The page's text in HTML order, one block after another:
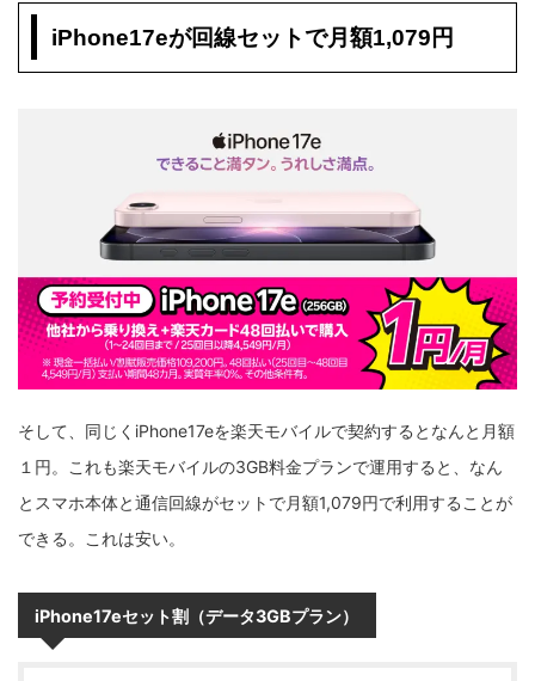
iPhone17eが回線セットで月額1,079円
そして、同じくiPhone17eを楽天モバイルで契約するとなんと月額
１円。これも楽天モバイルの3GB料金プランで運用すると、なん
とスマホ本体と通信回線がセットで月額1,079円で利用することが
できる。これは安い。
iPhone17eセット割（データ3GBプラン）